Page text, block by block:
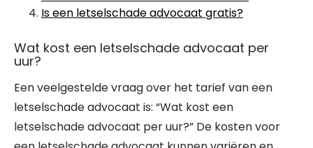
Is een letselschade advocaat gratis?
Wat kost een letselschade advocaat per
uur?
Een veelgestelde vraag over het tarief van een
letselschade advocaat is: “Wat kost een
letselschade advocaat per uur?” De kosten voor